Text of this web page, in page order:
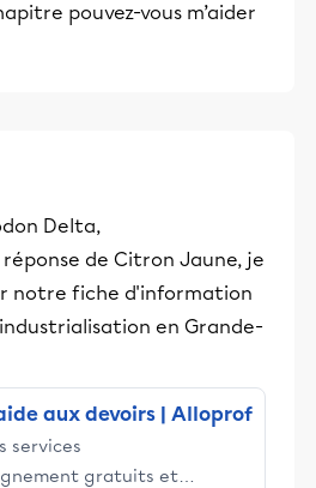
pouvez-vous m’aider
Delta,
de Citron Jaune, je
notre fiche d'information
en Grande-
aux devoirs | Alloprof
services
gratuits et